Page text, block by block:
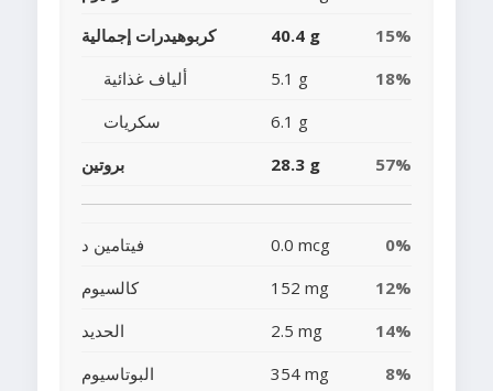
كربوهيدرات إجمالية
40.4 g
15%
ألياف غذائية
5.1 g
18%
سكريات
6.1 g
بروتين
28.3 g 57%
فيتامين د 0.0 mcg
0%
كالسيوم
152 mg
12%
الحديد
2.5 mg
14%
البوتاسيوم
354 mg 8%